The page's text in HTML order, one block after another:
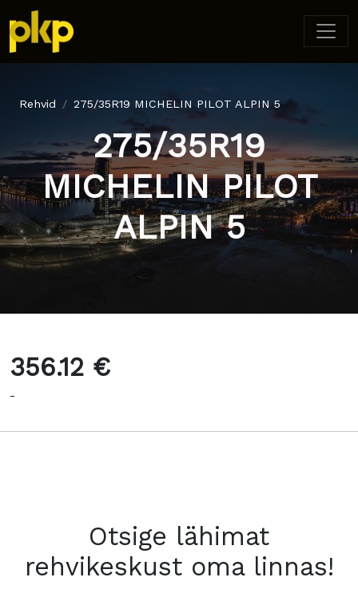
Rehvid 275/35R19 MICHELIN PILOT ALPIN 5
275/35R19
MICHELIN PILOT
ALPIN 5
356.12 €
-
Otsige lähimat
rehvikeskust oma linnas!